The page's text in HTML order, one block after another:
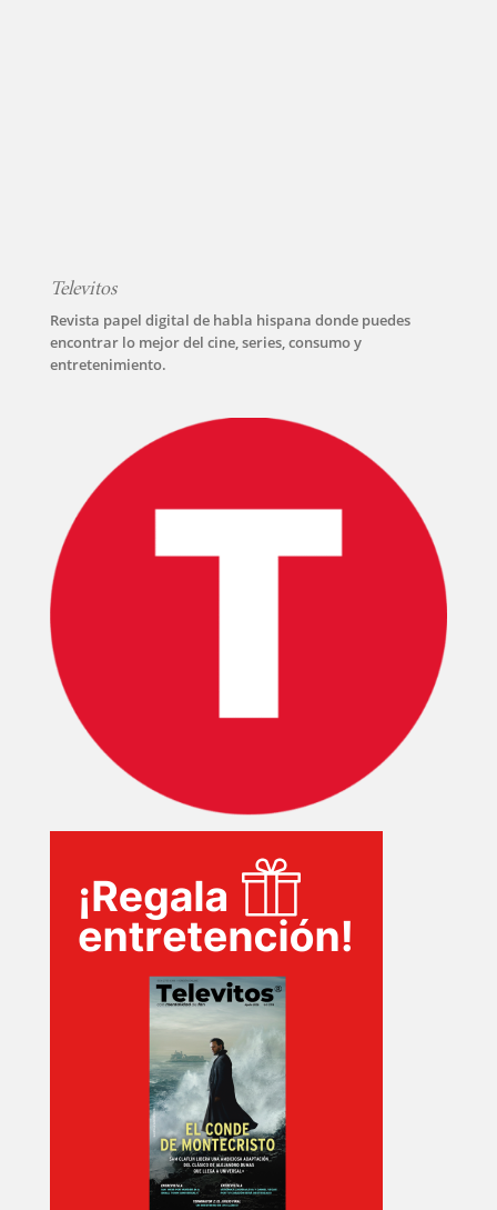
SERIES
TECNOVITOS
PLUS
Televitos
Revista papel digital de habla hispana donde puedes
encontrar lo mejor del cine, series, consumo y
entretenimiento.